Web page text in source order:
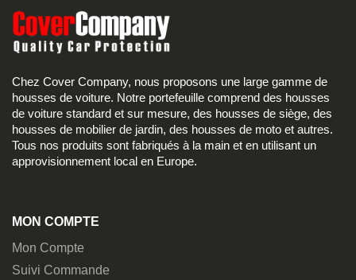
Chez Cover Company, nous proposons une large gamme de
housses de voiture. Notre portefeuille comprend des housses
de voiture standard et sur mesure, des housses de siège, des
housses de mobilier de jardin, des housses de moto et autres.
Tous nos produits sont fabriqués à la main et en utilisant un
approvisionnement local en Europe.
MON COMPTE
Mon Compte
Suivi Commande